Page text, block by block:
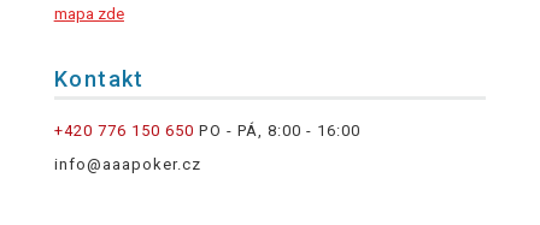
mapa zde
Kontakt
+420 776 150 650 PO - PÁ, 8:00 - 16:00
info@aaapoker.cz